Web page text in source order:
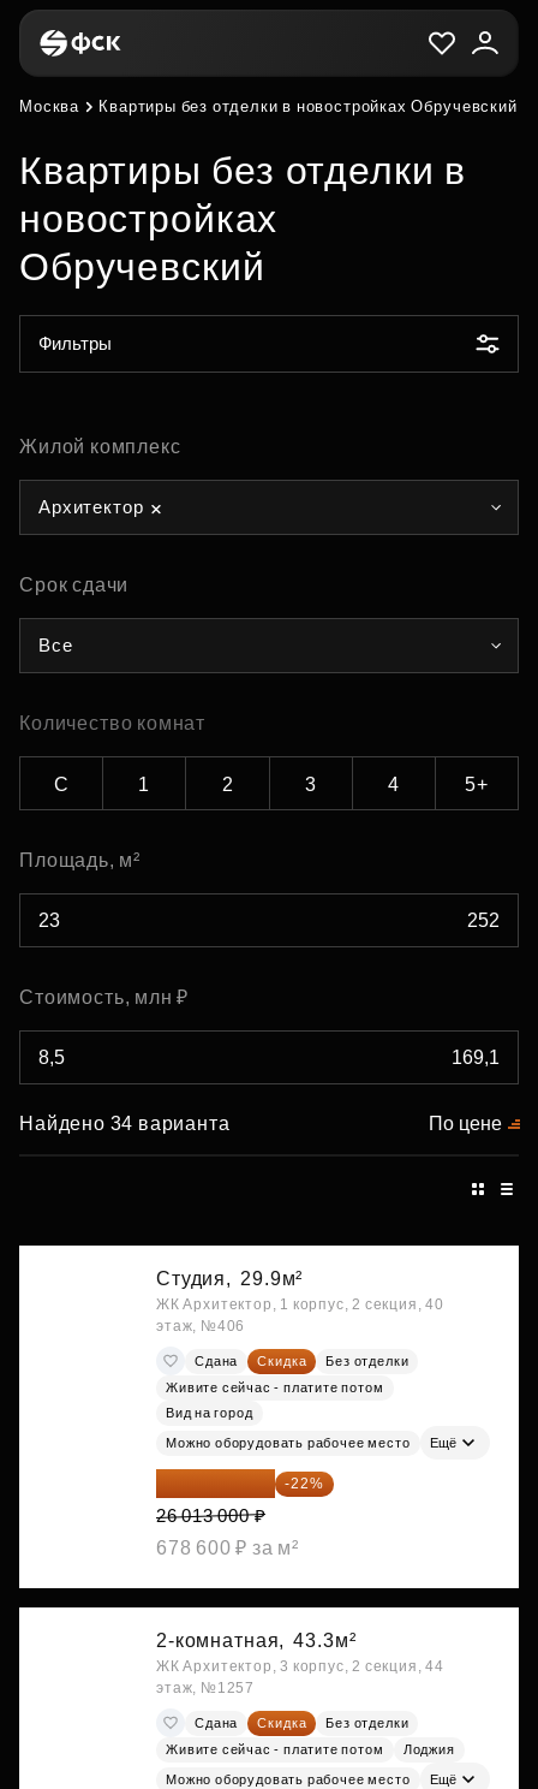
Москва Квартиры без отделки в новостройках Обручевский
Квартиры без отделки в
новостройках
Обручевский
Фильтры
Жилой комплекс
Архитектор
Срок сдачи
Все
Количество комнат
С 1 2 3 4 5+
Площадь, м²
Стоимость, млн ₽
Найдено 34 варианта По цене
Студия, 29.9м²
ЖК Архитектор, 1 корпус, 2 секция, 40
этаж, №406
Сдана Скидка
Без отделки
Живите сейчас - платите потом
Вид на город
Можно оборудовать рабочее место Ещё
20 290 140 ₽ -22%
26 013 000 ₽
678 600 ₽ за м²
2-комнатная, 43.3м²
ЖК Архитектор, 3 корпус, 2 секция, 44
этаж, №1257
Сдана Скидка
Без отделки
Живите сейчас - платите потом
Лоджия
Можно оборудовать рабочее место Ещё